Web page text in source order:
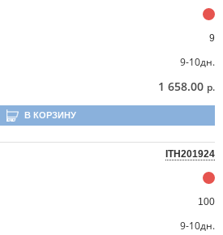
9
9-10дн.
1 658.00 р.
В КОРЗИНУ
ITH201924
100
9-10дн.